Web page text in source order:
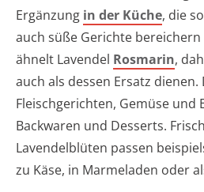
Ergänzung in der Küche, die
auch süße Gerichte bereichern
ähnelt Lavendel Rosmarin,
auch als dessen Ersatz
Fleischgerichten, Gemüse und
Backwaren und Desserts.
Lavendelblüten passen
zu Käse, in Marmeladen oder